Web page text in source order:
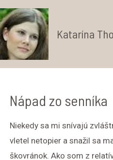
Preskočiť
na
obsah
Katarína
Nápad zo senníka
Niekedy sa mi snívajú
vletel netopier a snažil sa
škovránok. Ako som z